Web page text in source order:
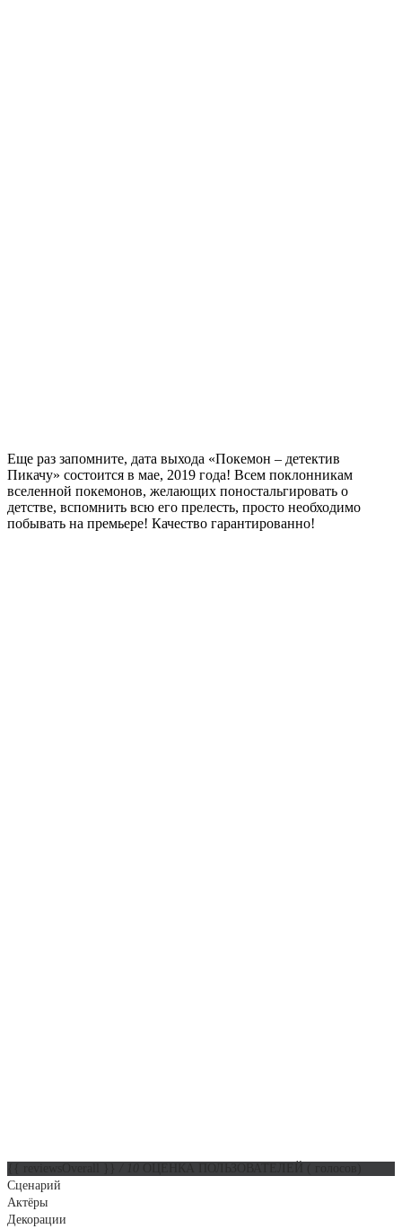
Еще раз запомните, дата выхода «Покемон – детектив
Пикачу» состоится в мае, 2019 года! Всем поклонникам
вселенной покемонов, желающих поностальгировать о
детстве, вспомнить всю его прелесть, просто необходимо
побывать на премьере! Качество гарантированно!
Сценарий
Актёры
Декорации